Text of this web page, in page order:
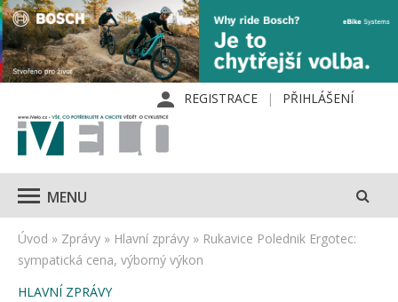
REGISTRACE PŘIHLÁŠENÍ
MENU
Úvod » Zprávy » Hlavní zprávy » Rukavice Polednik Ergotec:
sympatická cena, výborný výkon
HLAVNÍ ZPRÁVY